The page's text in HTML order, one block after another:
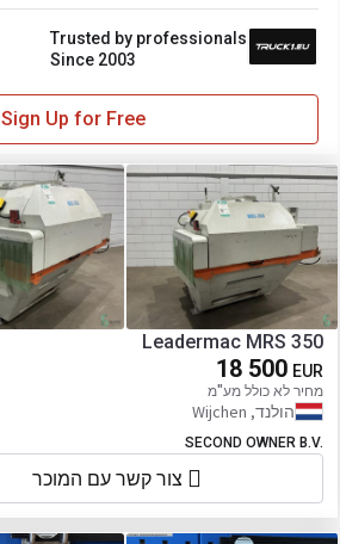
Trusted by professionals
Since 2003
Sign Up for Free
Leadermac MRS 350
18 500 EUR
מחיר לא כולל מע"מ
הולנד, Wijchen
SECOND OWNER B.V.
צור קשר עם המוכר